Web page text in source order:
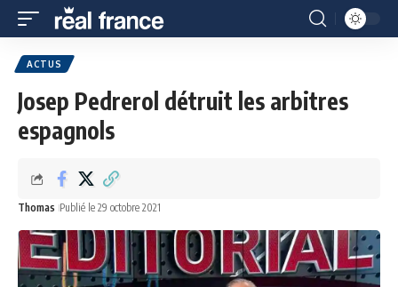
ACTUS
Josep Pedrerol détruit les arbitres
espagnols
Thomas Publié le 29 octobre 2021